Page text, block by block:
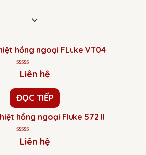
hồng ngoại FLuke VT04
Được
xếp
0
5
sao
Liên hệ
ĐỌC TIẾP
hồng ngoại Fluke 572 II
Được
xếp
Liên hệ